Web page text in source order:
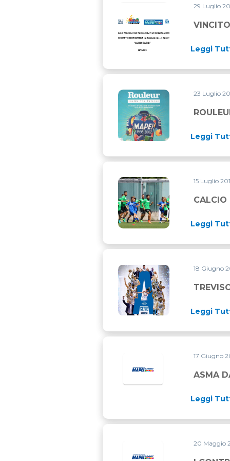
VINCITORE BORSA DI29 Luglio
Leggi
ROULEUR CELEBRA LA23 Luglio
Leggi
CALCIO MASCHILE E15 Luglio
CALCIO
Leggi
TREVISO BASKET TORNA IN
18 Giugno
Leggi
17 Giugno
ASMA
Leggi
20 Maggio